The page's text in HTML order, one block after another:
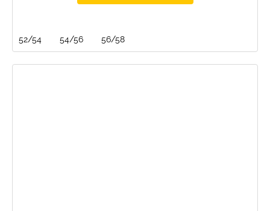
52/54 54/56 56/58